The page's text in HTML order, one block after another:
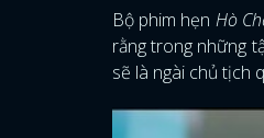
Bộ phim hẹn Hò
rằng trong những
sẽ là ngài chủ tịch